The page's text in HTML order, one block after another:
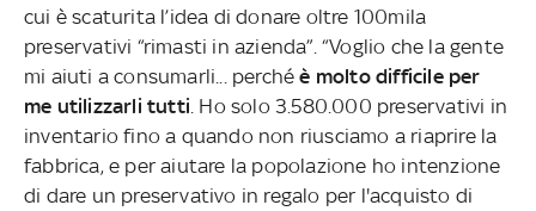
cui è scaturita l’idea di donare oltre 100mila
preservativi “rimasti in azienda”. “Voglio che la gente
mi aiuti a consumarli... perchéè molto difficile per
me utilizzarli tutti . Ho solo 3.580.000 preservativi in
​​inventario fino a quando non riusciamo a riaprire la
fabbrica, e per aiutare la popolazione ho intenzione
di dare un preservativo in regalo per l'acquisto di